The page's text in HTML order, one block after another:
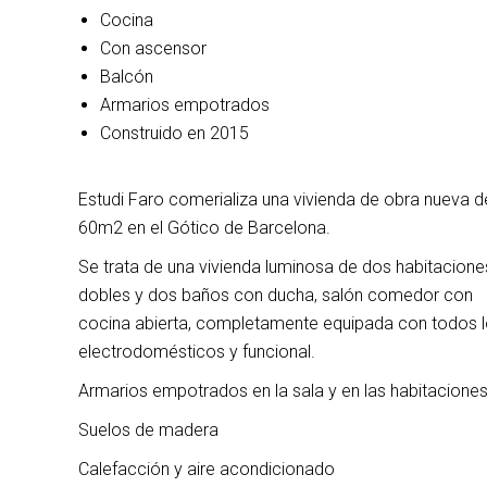
Cocina
Con ascensor
Balcón
Armarios empotrados
Construido en 2015
Estudi Faro comerializa una vivienda de obra nueva
60m2 en el Gótico de Barcelona.
Se trata de una vivienda luminosa de dos
dobles y dos baños con ducha, salón comedor con
cocina abierta, completamente equipada con todos
electrodomésticos y funcional.
Armarios empotrados en la sala y en las
Suelos de madera
Calefacción y aire acondicionado